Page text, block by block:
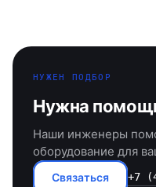
НУЖЕН ПОДБОР
Нужна
Наши инженеры
оборудование для
Связаться +7